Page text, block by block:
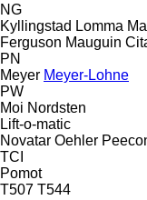
NG
Kyllingstad Lomma
Ferguson Mauguin
PN
Meyer Meyer-Lohne
PW
Moi Nordsten
Lift-o-matic
Novatar Oehler
TCI
Pomot
T507 T544